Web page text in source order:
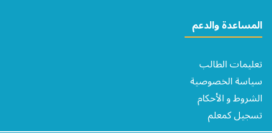
المساعدة والدعم
تعليمات الطالب
سياسة الخصوصية
الشروط و الأحكام​
تسجيل كمعلم